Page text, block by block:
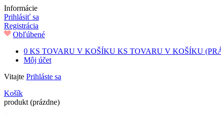
Informácie
Prihlásiť sa
Registrácia
Obľúbené
0 KS TOVARU V KOŠÍKU KS TOVARU V KOŠÍKU
Môj účet
Vitajte Prihláste sa
Košík
produkt (prázdne)